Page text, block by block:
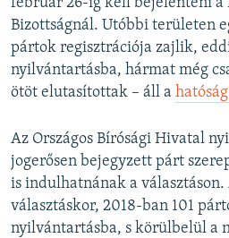
Bizottságnál. Utóbbi területen
pártok regisztrációja zajlik,
nyilvántartásba, hármat még
ötöt elutasítottak – áll a
Az Országos Bírósági Hivatal
jogerősen bejegyzett párt
is indulhatnának a
választáskor, 2018-ban 101
nyilvántartásba, s körülbelül a